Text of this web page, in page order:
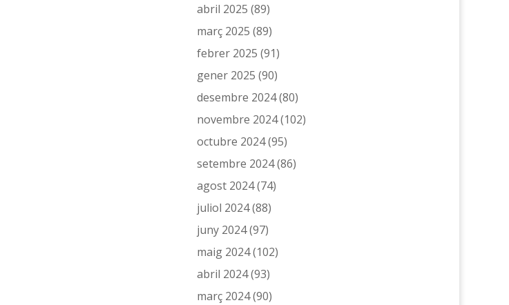
abril 2025 (89)
març 2025 (89)
febrer 2025 (91)
gener 2025 (90)
desembre 2024(80)
novembre 2024(102)
octubre 2024(95)
setembre 2024(86)
agost 2024(74)
juliol 2024(88)
juny 2024(97)
maig 2024(102)
abril 2024(93)
març 2024(90)